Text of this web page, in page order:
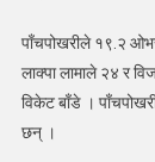
पाँचपोखरीले १९.२
लाक्पा लामाले २४ र
विकेट बाँडे ।
छन् ।